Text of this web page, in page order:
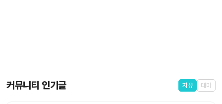
커뮤니티 인기글 자유 테마